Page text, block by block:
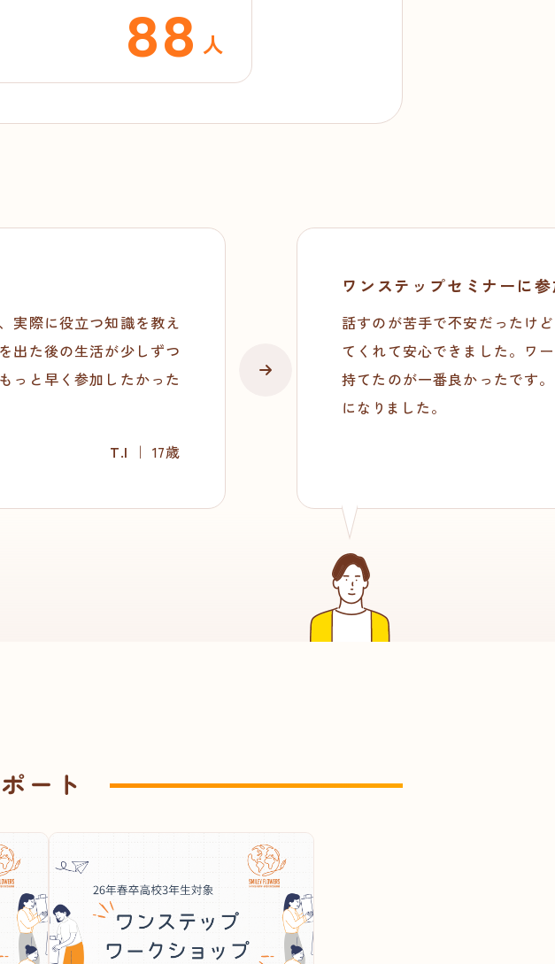
88 人
実際に役立つ知識を教え
出た後の生活が少しずつ
っと早く参加したかった
T.I ｜ 17歳
ワンステップセミナーに
話すのが苦手で不安だったけ
てくれて安心できました。ワ
持てたのが一番良かったです
になりました。
ート